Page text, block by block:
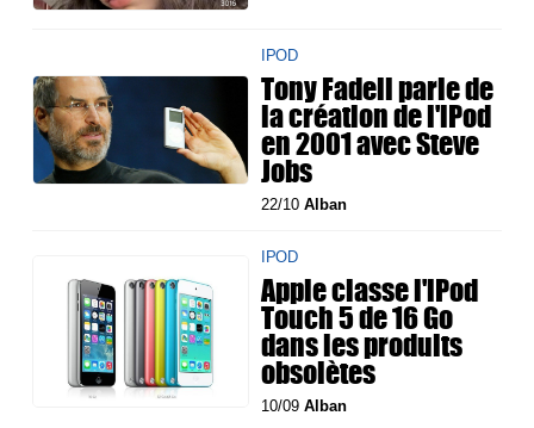
IPOD
Tony Fadell parle de
la création de l'iPod
en 2001 avec Steve
Jobs
22/10Alban
IPOD
Apple classe l'iPod
Touch 5 de 16 Go
dans les produits
obsolètes
10/09Alban